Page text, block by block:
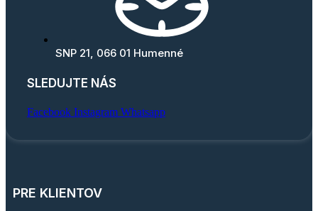
SNP 21, 066 01 Humenné
SLEDUJTE NÁS
Facebook Instagram Whatsapp
PRE KLIENTOV